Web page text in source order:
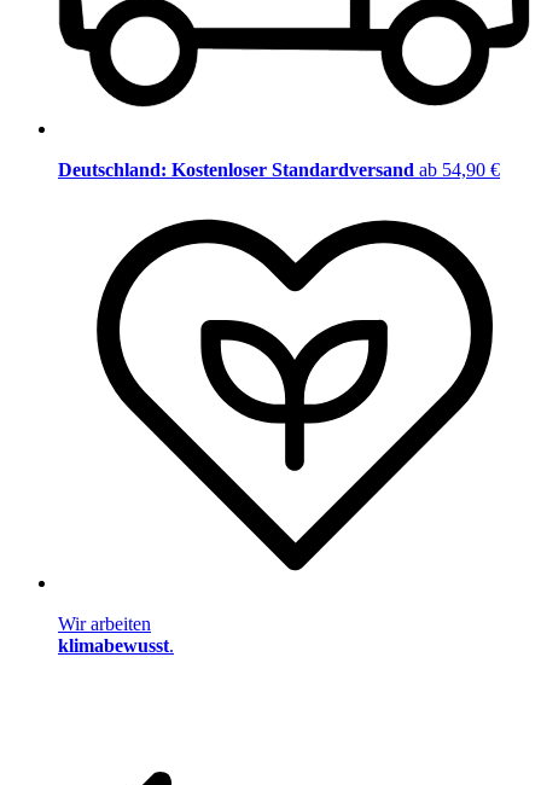
Deutschland: Kostenloser Standardversand ab 54,90 €
Wir arbeiten
klimabewusst.